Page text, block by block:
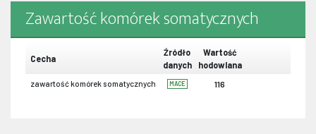
Zawartość komórek somatycznych
Cecha
Źródło
danych
Wartość
hodowlana
zawartość komórek somatycznych MACE 116